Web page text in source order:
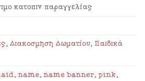
κατόπιν παραγγελίας
,Διακόσμηση Δωματίου, Παιδικά
,name,name banner,pink,